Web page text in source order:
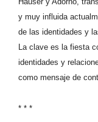
y muy influida
de las identidades y
La clave es la fiesta
identidades y
como mensaje de
* * *